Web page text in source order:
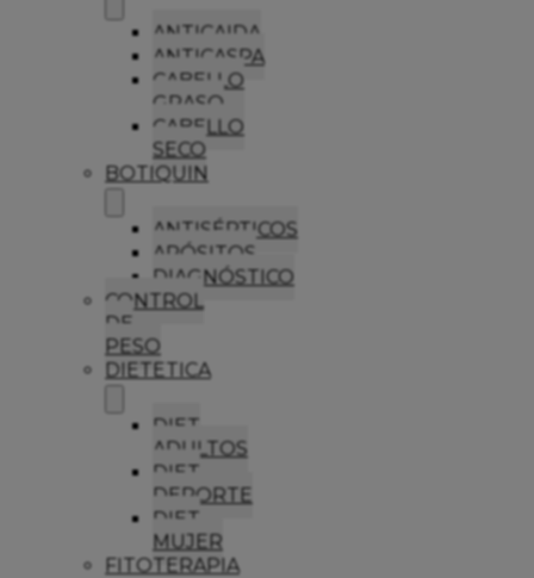
ANTICAIDA
ANTICASPA
CABELLO
GRASO
CABELLO
SECO
BOTIQUIN
ANTISÉPTICOS
APÓSITOS
DIAGNÓSTICO
CONTROL
DE
PESO
DIETETICA
DIET
ADULTOS
DIET
DEPORTE
DIET
MUJER
FITOTERAPIA